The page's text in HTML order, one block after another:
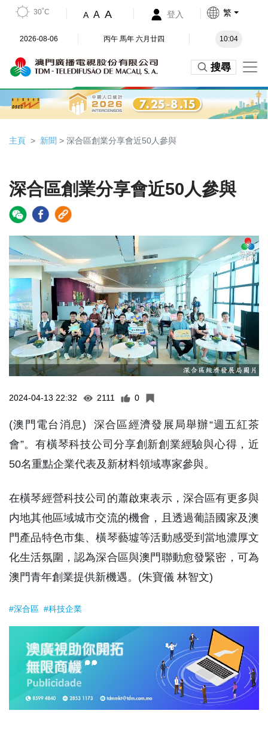
30˚C A A A 登入 繁
2026-08-06 丙午 馬年 六月廿四 10:04
搜尋
主頁 新聞 > 深合區創業分享會近50人參與
深合區創業分享會近50人參與
2024-04-13 22:32 2111 0
(澳門電台消息) 深合區經濟發展局舉辦“週五紅茶
會”。有橫琴科技公司分享創新創業經驗與心得，近
50名重點企業代表及新材料領域專家參與。
在橫琴經營科技公司的蕭啟東表示，深合區有更多與
内地其他區域城市交流的機會，且透過葡語國家及澳
門產品特色市集、橫琴藝墟等活動感受到當地濃厚文
化生活氛圍，認為深合區與澳門聯動愈發緊密，可為
澳門青年創業提供新機遇。(朱寶儀 林智文)
#深合區 #科技企業